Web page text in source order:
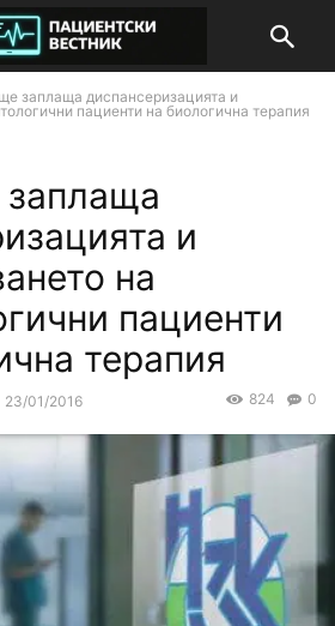
заплаща диспансеризацията и
пациенти на биологична терапия
и
на
пациенти
терапия
23/01/2016 0
824